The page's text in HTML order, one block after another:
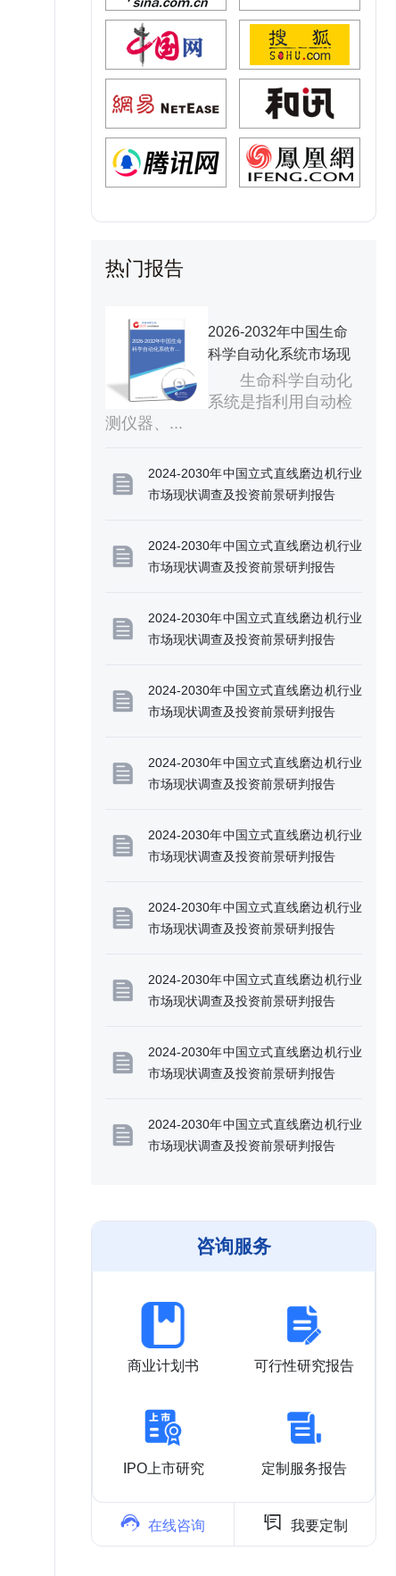
热门报告
2026-2032年中国生命
科学自动化系统市场
2026-2032年中国生命
科学自动化系统市场现
状研究分析与发展前景
生命科学自动化
系统是指利用自动检
测仪器、...
2024-2030年中国立式直线磨边机行业
市场现状调查及投资前景研判报告
2024-2030年中国立式直线磨边机行业
市场现状调查及投资前景研判报告
2024-2030年中国立式直线磨边机行业
市场现状调查及投资前景研判报告
2024-2030年中国立式直线磨边机行业
市场现状调查及投资前景研判报告
2024-2030年中国立式直线磨边机行业
市场现状调查及投资前景研判报告
2024-2030年中国立式直线磨边机行业
市场现状调查及投资前景研判报告
2024-2030年中国立式直线磨边机行业
市场现状调查及投资前景研判报告
2024-2030年中国立式直线磨边机行业
市场现状调查及投资前景研判报告
2024-2030年中国立式直线磨边机行业
市场现状调查及投资前景研判报告
2024-2030年中国立式直线磨边机行业
市场现状调查及投资前景研判报告
咨询服务
商业计划书 可行性研究报告
IPO上市研究 定制服务报告
 在线咨询  我要定制